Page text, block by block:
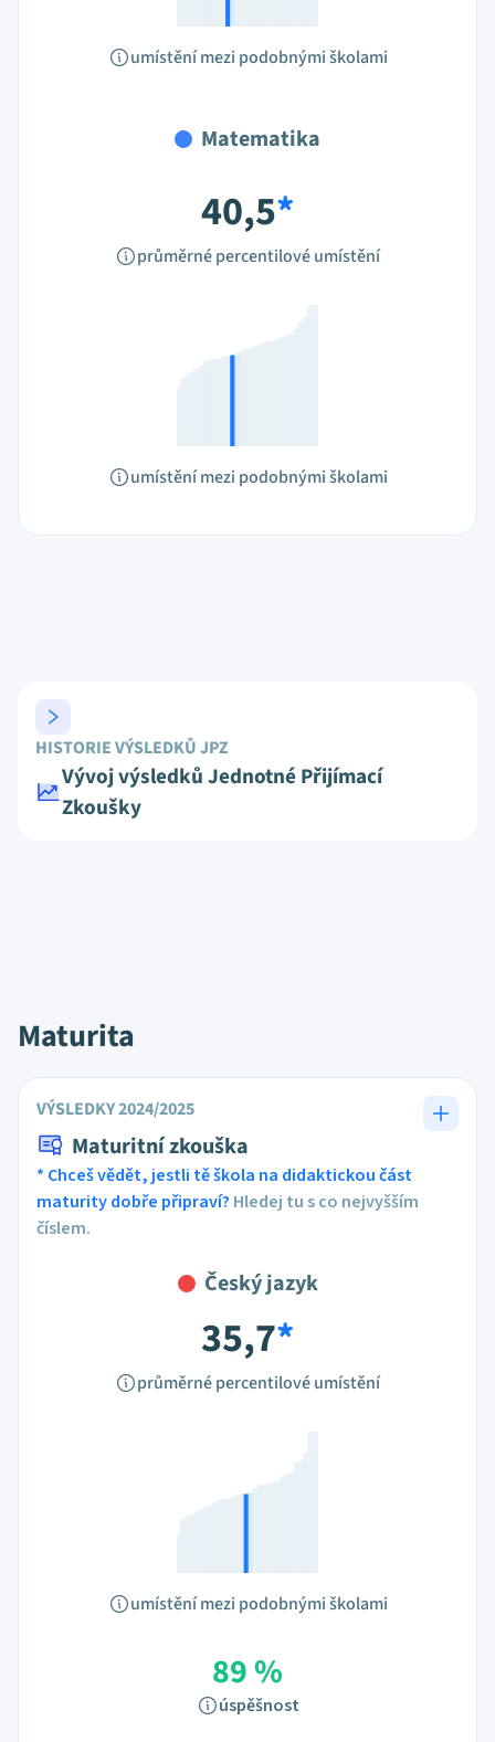
umístění mezi podobnými školami
Matematika
40,5*
průměrné percentilové umístění
umístění mezi podobnými školami
HISTORIE VÝSLEDKŮ JPZ
Vývoj výsledků Jednotné Přijímací
Zkoušky
Maturita
VÝSLEDKY 2024/2025
Maturitní zkouška
* Chceš vědět, jestli tě škola na didaktickou část
maturity dobře připraví? Hledej tu s co nejvyšším
číslem.
Český jazyk
35,7*
průměrné percentilové umístění
umístění mezi podobnými školami
89 %
úspěšnost